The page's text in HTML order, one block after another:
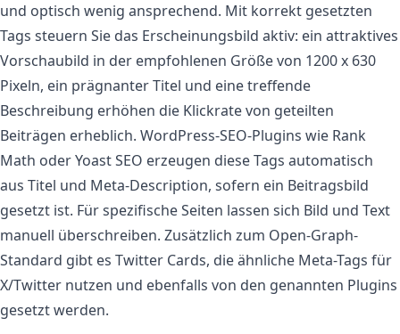
und optisch wenig ansprechend. Mit korrekt gesetzten
Tags steuern Sie das Erscheinungsbild aktiv: ein attraktives
Vorschaubild in der empfohlenen Größe von 1200 x 630
Pixeln, ein prägnanter Titel und eine treffende
Beschreibung erhöhen die Klickrate von geteilten
Beiträgen erheblich. WordPress-SEO-Plugins wie Rank
Math oder Yoast SEO erzeugen diese Tags automatisch
aus Titel und Meta-Description, sofern ein Beitragsbild
gesetzt ist. Für spezifische Seiten lassen sich Bild und Text
manuell überschreiben. Zusätzlich zum Open-Graph-
Standard gibt es Twitter Cards, die ähnliche Meta-Tags für
X/Twitter nutzen und ebenfalls von den genannten Plugins
gesetzt werden.